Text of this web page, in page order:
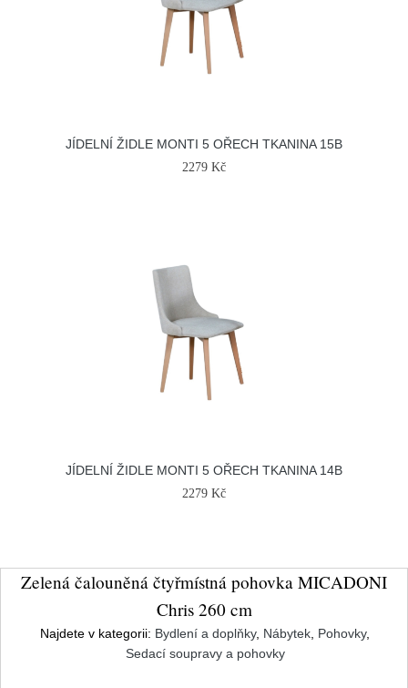
JÍDELNÍ ŽIDLE MONTI 5 OŘECH TKANINA 15B
2279 Kč
JÍDELNÍ ŽIDLE MONTI 5 OŘECH TKANINA 14B
2279 Kč
Zelená čalouněná čtyřmístná pohovka MICADONI
Chris 260 cm
Najdete v kategorii: Bydlení a doplňky, Nábytek Pohovky,
Sedací soupravy a pohovky